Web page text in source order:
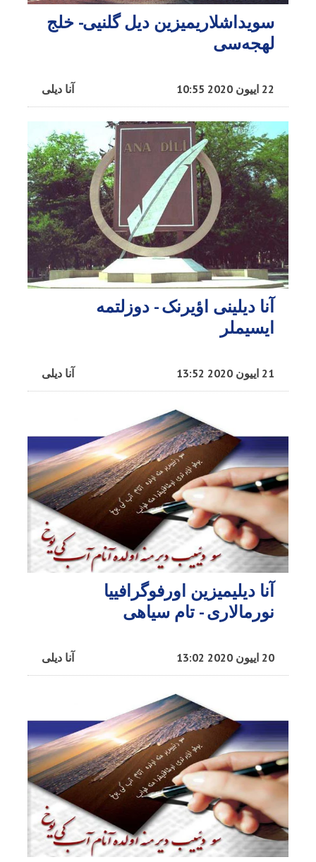
سویداشلاریمیزین دیل گلنیی- خلج
لهجه‌سی
آنا دیلی 22 اییون 2020 10:55
آنا دیلینی اؤیرنک - دوزلتمه
ایسیملر
آنا دیلی 21 اییون 2020 13:52
آنا دیلیمیزین اورفوگرافییا
نورمالاری - تام سیاهی
آنا دیلی 20 اییون 2020 13:02